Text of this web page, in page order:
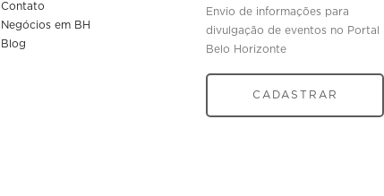
Contato
Negócios em BH
Blog
Envio de informações para
divulgação de eventos no Portal
Belo Horizonte
CADASTRAR